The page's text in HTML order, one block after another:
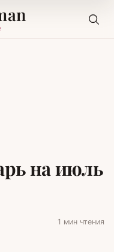
на июль
1 мин чтения